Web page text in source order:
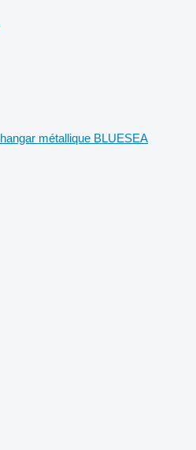
hangar métallique BLUESEA